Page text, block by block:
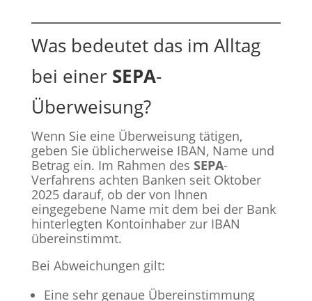
Was bedeutet das im Alltag
bei einer SEPA-
Überweisung?
Wenn Sie eine Überweisung tätigen,
geben Sie üblicherweise IBAN, Name und
Betrag ein. Im Rahmen des SEPA-
Verfahrens achten Banken seit Oktober
2025 darauf, ob der von Ihnen
eingegebene Name mit dem bei der Bank
hinterlegten Kontoinhaber zur IBAN
übereinstimmt.
Bei Abweichungen gilt:
Eine sehr genaue Übereinstimmung